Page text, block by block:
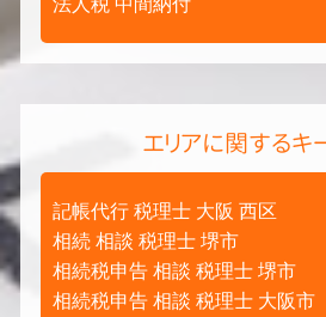
法人税 中間納付
エリアに関するキ
記帳代行 税理士 大阪 西区
相続 相談 税理士 堺市
相続税申告 相談 税理士 堺市
相続税申告 相談 税理士 大阪市